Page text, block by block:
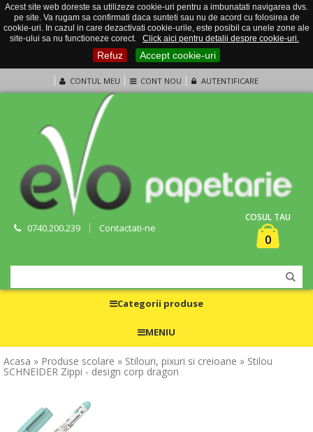
Acest site web doreste sa utilizeze cookie-uri pentru a imbunatati navigarea dvs.
pe site. Va rugam sa confirmati daca sunteti sau nu de acord cu folosirea de
cookie-uri. In cazul in care dezactivati cookie-urile, este posibil ca unele zone ale
site-ului sa nu functioneze corect.
Click aici pentru detalii despre cookie-uri.
Refuz Accept cookie-uri
CONTUL MEU CONT NOU AUTENTIFICARE
0740.200.239 Contactati-ne
COSUL TAU
0
Categorii produse
MENIU
Acasa » Produse scolare » Stilouri, pixuri si creioane » Stilou
SCHNEIDER Zippi - design corp dragon